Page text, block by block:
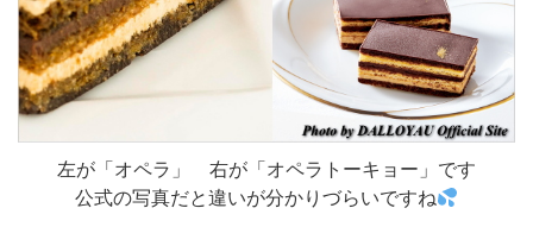
左が「オペラ」 右が「オペラトーキョー」です
公式の写真だと違いが分かりづらいですね